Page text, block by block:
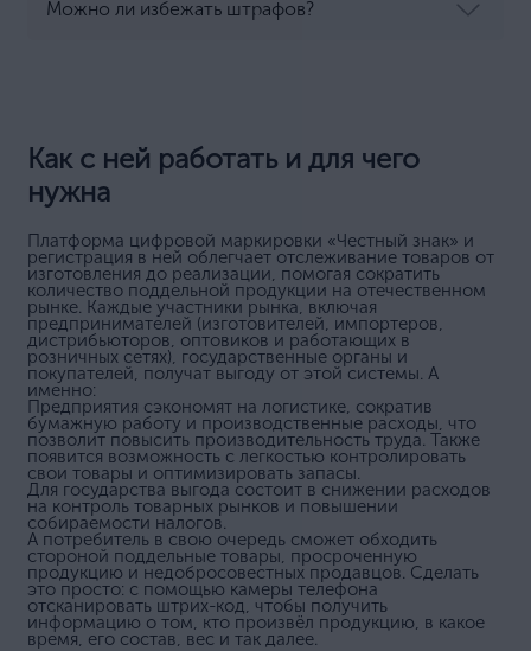
Можно ли избежать штрафов?
Как с ней работать и для чего
нужна
Платформа цифровой маркировки «Честный знак» и
регистрация в ней облегчает отслеживание товаров от
изготовления до реализации, помогая сократить
количество поддельной продукции на отечественном
рынке. Каждые участники рынка, включая
предпринимателей (изготовителей, импортеров,
дистрибьюторов, оптовиков и работающих в
розничных сетях), государственные органы и
покупателей, получат выгоду от этой системы. А
именно:
Предприятия сэкономят на логистике, сократив
бумажную работу и производственные расходы, что
позволит повысить производительность труда. Также
появится возможность с легкостью контролировать
свои товары и оптимизировать запасы.
Для государства выгода состоит в снижении расходов
на контроль товарных рынков и повышении
собираемости налогов.
А потребитель в свою очередь сможет обходить
стороной поддельные товары, просроченную
продукцию и недобросовестных продавцов. Сделать
это просто: с помощью камеры телефона
отсканировать штрих-код, чтобы получить
информацию о том, кто произвёл продукцию, в какое
время, его состав, вес и так далее.